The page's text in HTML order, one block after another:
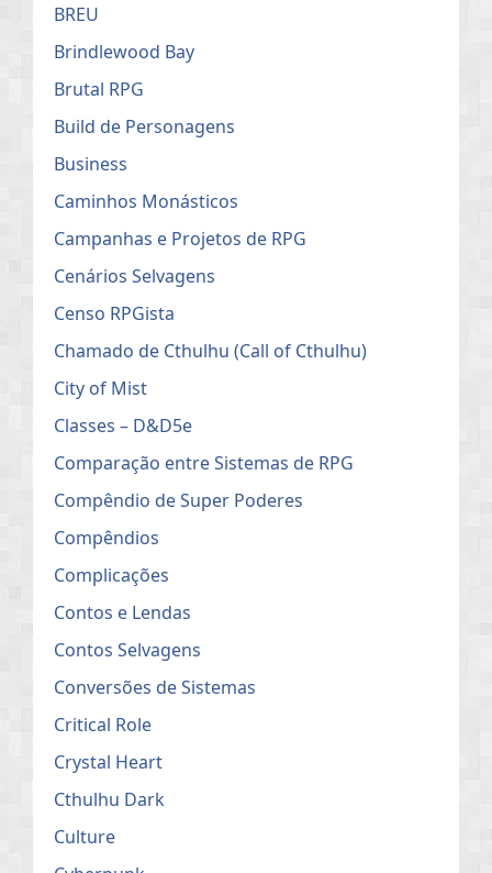
BREU
Brindlewood Bay
Brutal RPG
Build de Personagens
Business
Caminhos Monásticos
Campanhas e Projetos de RPG
Cenários Selvagens
Censo RPGista
Chamado de Cthulhu (Call of Cthulhu)
City of Mist
Classes – D&D5e
Comparação entre Sistemas de RPG
Compêndio de Super Poderes
Compêndios
Complicações
Contos e Lendas
Contos Selvagens
Conversões de Sistemas
Critical Role
Crystal Heart
Cthulhu Dark
Culture